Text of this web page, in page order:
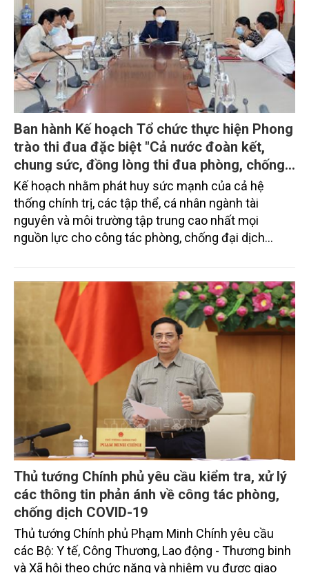
Ban hành Kế hoạch Tổ chức thực hiện Phong
trào thi đua đặc biệt "Cả nước đoàn kết,
chung sức, đồng lòng thi đua phòng, chống
và chiến thắng đại dịch COVID-19" của
Ngành TN&MT
Kế hoạch nhằm phát huy sức mạnh của cả hệ
thống chính trị, các tập thể, cá nhân ngành tài
nguyên và môi trường tập trung cao nhất mọi
nguồn lực cho công tác phòng, chống đại dịch
lược lâu dài, chống là quan trọng, thường xuyên”,
thực hiện thắng lợi “mục tiêu kép”: vừa phòng,
chống đại dịch COVID-19, vừa phục hồi và phát triển
kinh tế - xã hội, bảo đảm an sinh xã hội và đời sống,
sức khỏe nhân dân.
Thủ tướng Chính phủ yêu cầu kiểm tra, xử lý
các thông tin phản ánh về công tác phòng,
chống dịch COVID-19
Thủ tướng Chính phủ Phạm Minh Chính yêu cầu
các Bộ: Y tế, Công Thương, Lao động - Thương binh
và Xã hội theo chức năng và nhiệm vụ được giao